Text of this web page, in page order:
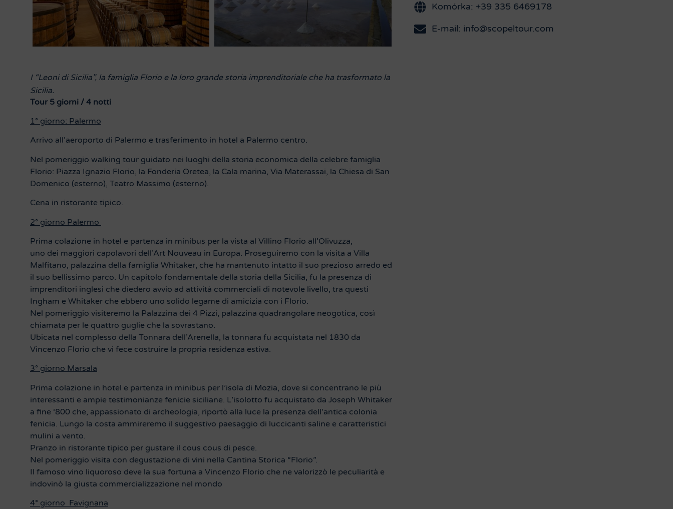
I “Leoni di Sicilia”, la famiglia Florio e la loro grande storia imprenditoriale che ha trasformato la
Sicilia.
Tour 5 giorni / 4 notti
1° giorno: Palermo
Arrivo all’aeroporto di Palermo e trasferimento in hotel a Palermo centro.
Nel pomeriggio walking tour guidato nei luoghi della storia economica della celebre famiglia
Florio: Piazza Ignazio Florio, la Fonderia Oretea, la Cala marina, Via Materassai, la Chiesa di San
Domenico (esterno), Teatro Massimo (esterno).
Cena in ristorante tipico.
2° giorno Palermo
Prima colazione in hotel e partenza in minibus per la vista al Villino Florio all’Olivuzza,
uno dei maggiori capolavori dell’Art Nouveau in Europa. Proseguiremo con la visita a Villa
Malfitano, palazzina della famiglia Whitaker, che ha mantenuto intatto il suo prezioso arredo ed
il suo bellissimo parco. Un capitolo fondamentale della storia della Sicilia, fu la presenza di
imprenditori inglesi che diedero avvio ad attività commerciali di notevole livello, tra questi
Ingham e Whitaker che ebbero uno solido legame di amicizia con i Florio.
Nel pomeriggio visiteremo la Palazzina dei 4 Pizzi, palazzina quadrangolare neogotica, così
chiamata per le quattro guglie che la sovrastano.
Ubicata nel complesso della Tonnara dell’Arenella, la tonnara fu acquistata nel 1830 da
Vincenzo Florio che vi fece costruire la propria residenza estiva.
3° giorno Marsala
Prima colazione in hotel e partenza in minibus per l’isola di Mozia, dove si concentrano le più
interessanti e ampie testimonianze fenicie siciliane. L’isolotto fu acquistato da Joseph Whitaker
a fine ‘800 che, appassionato di archeologia, riportò alla luce la presenza dell’antica colonia
fenicia. Lungo la costa ammireremo il suggestivo paesaggio di luccicanti saline e caratteristici
mulini a vento.
Pranzo in ristorante tipico per gustare il cous cous di pesce.
Nel pomeriggio visita con degustazione di vini nella Cantina Storica “Florio”.
Il famoso vino liquoroso deve la sua fortuna a Vincenzo Florio che ne valorizzò le peculiarità e
indovinò la giusta commercializzazione nel mondo
4° giorno Favignana
Komórka: +39 335 6469178
E-mail: info@scopeltour.com